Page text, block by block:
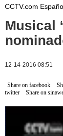
CCTV.com
Musical
12-14-2016 08:51
Share on facebook
twitter
Share on